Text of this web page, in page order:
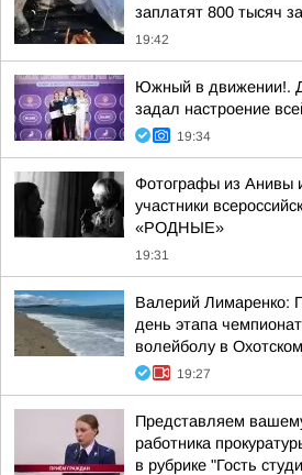
заплатят 800 тысяч
19:42
Южный в движении!.
задал настроение
19:34
Фотографы из
участники
«РОДНЫЕ»
19:31
Валерий Лимаренко:
день этапа
волейболу в Охотском
19:27
Представляем
работника
в рубрике "Гость